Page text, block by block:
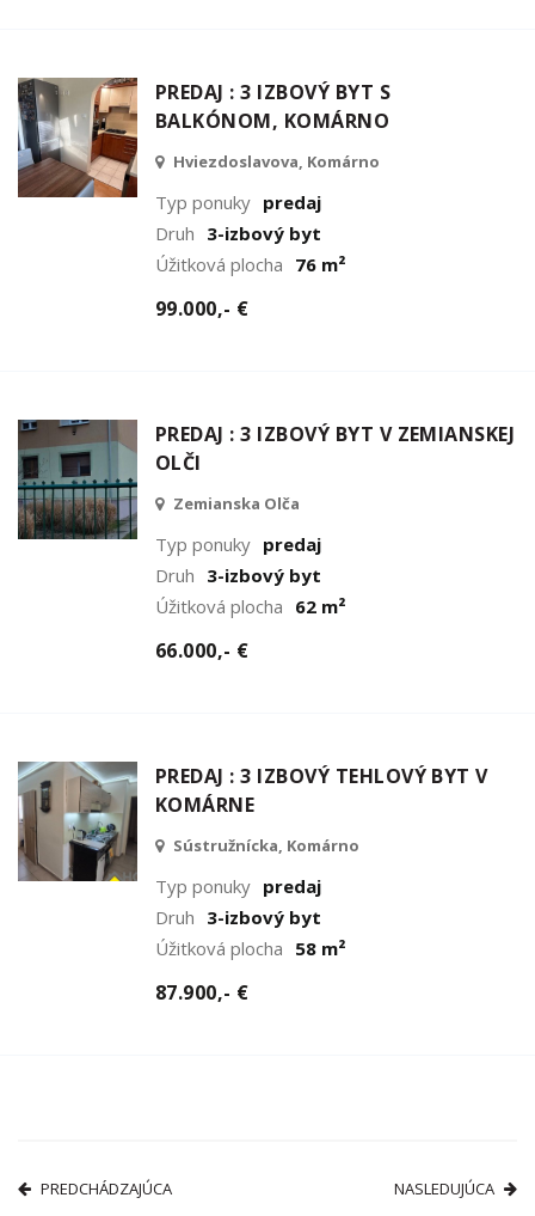
PREDAJ : 3 IZBOVÝ BYT S
BALKÓNOM, KOMÁRNO
Hviezdoslavova, Komárno
Typ ponuky predaj
Druh 3-izbový byt
Úžitková plocha 76 m²
99.000,- €
PREDAJ : 3 IZBOVÝ BYT V ZEMIANSKEJ
OLČI
Zemianska Olča
Typ ponuky predaj
Druh 3-izbový byt
Úžitková plocha 62 m²
66.000,- €
PREDAJ : 3 IZBOVÝ TEHLOVÝ BYT V
KOMÁRNE
Sústružnícka, Komárno
Typ ponuky predaj
Druh 3-izbový byt
Úžitková plocha 58 m²
87.900,- €
PREDCHÁDZAJÚCA NASLEDUJÚCA